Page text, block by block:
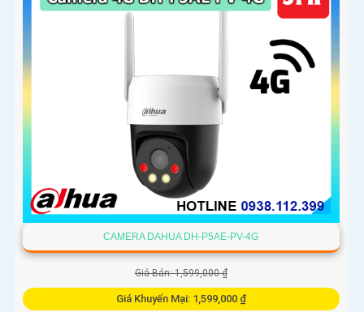
CAMERA DAHUA DH-P5AE-PV-4G
Giá Bán: 1,599,000 ₫
Giá Khuyến Mại: 1,599,000 ₫